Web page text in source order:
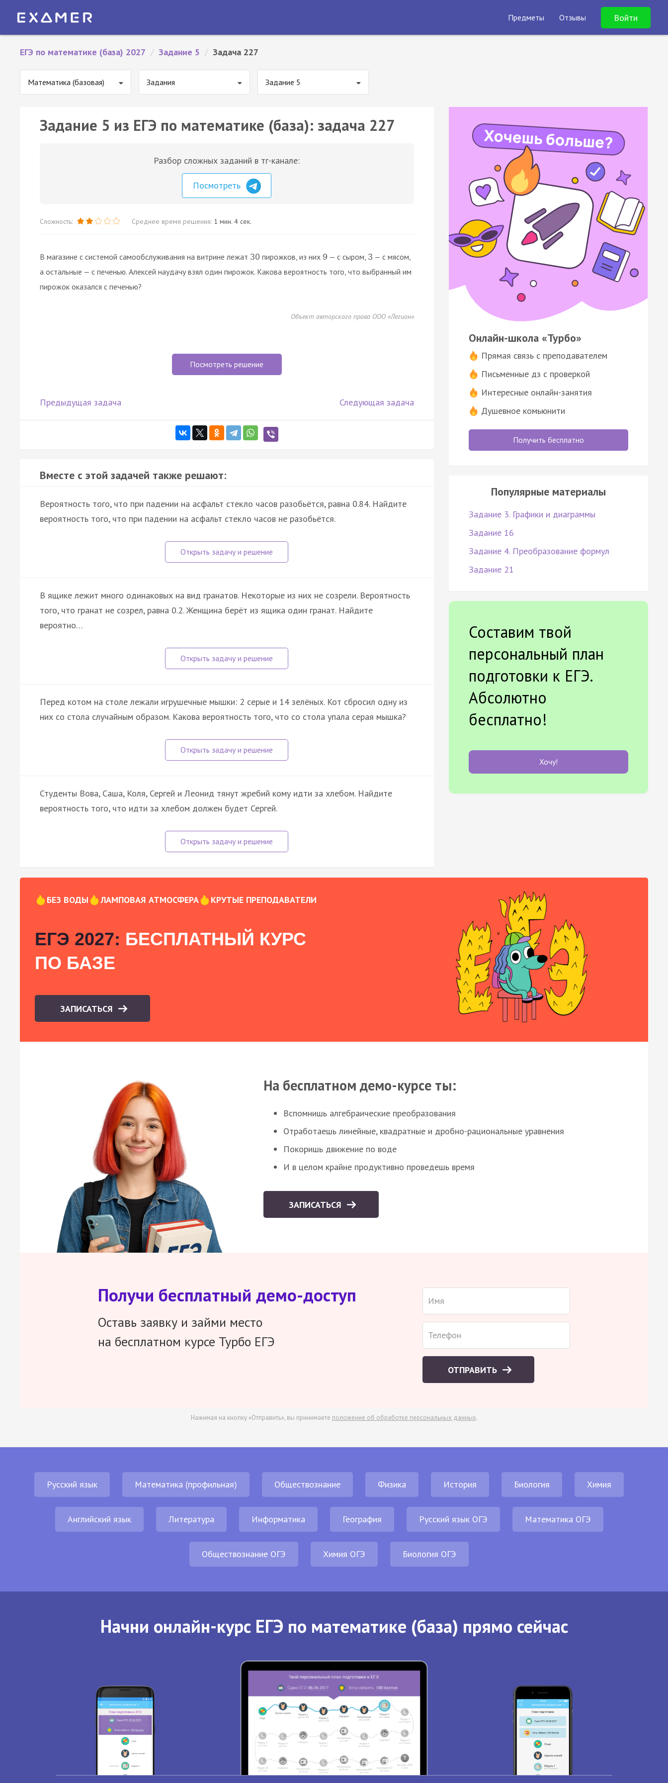
Предметы Отзывы Войти
ЕГЭ по математике (база) 2027 / Задание 5 / Задача 227
Математика (базовая) Задания Задание 5
Задание 5 из ЕГЭ по математике (база): задача 227
Разбор сложных заданий в тг-канале:
Посмотреть
Сложность: Среднее время решения: 1 мин. 4 сек.
В магазине с системой самообслуживания на витрине лежат 30 пирожков, из них 9 — с сыром, 3 — с мясом,
а остальные — с печенью. Алексей наудачу взял один пирожок. Какова вероятность того, что выбранный им
пирожок оказался с печенью?
Объект авторского права ООО «Легион»
Посмотреть решение
Предыдущая задача Следующая задача
Вместе с этой задачей также решают:
Вероятность того, что при падении на асфальт стекло часов разобьётся, равна 0.84. Найдите
вероятность того, что при падении на асфальт стекло часов не разобьётся.
В ящике лежит много одинаковых на вид гранатов. Некоторые из них не созрели. Вероятность
того, что гранат не созрел, равна 0.2. Женщина берёт из ящика один гранат. Найдите
вероятно…
Перед котом на столе лежали игрушечные мышки: 2 серые и 14 зелёных. Кот сбросил одну из
них со стола случайным образом. Какова вероятность того, что со стола упала серая мышка?
Студенты Вова, Саша, Коля, Сергей и Леонид тянут жребий кому идти за хлебом. Найдите
вероятность того, что идти за хлебом должен будет Сергей.
Онлайн-школа «Турбо»
Прямая связь с преподавателем
Письменные дз с проверкой
Интересные онлайн-занятия
Душевное комьюнити
Получить бесплатно
Популярные материалы
Задание 3. Графики и диаграммы
Задание 16
Задание 4. Преобразование формул
Задание 21
Составим твой
персональный план
подготовки к ЕГЭ.
Абсолютно
бесплатно!
Хочу!
БЕЗ ВОДЫ ЛАМПОВАЯ АТМОСФЕРА КРУТЫЕ ПРЕПОДАВАТЕЛИ
ЕГЭ 2027: БЕСПЛАТНЫЙ КУРС
ПО БАЗЕ
ЗАПИСАТЬСЯ
На бесплатном демо-курсе ты:
Вспомнишь алгебраические преобразования
Отработаешь линейные, квадратные и дробно-рациональные уравнения
Покоришь движение по воде
И в целом крайне продуктивно проведешь время
ЗАПИСАТЬСЯ
Получи бесплатный демо-доступ
Оставь заявку и займи место
на бесплатном курсе Турбо ЕГЭ
ОТПРАВИТЬ
Нажимая на кнопку «Отправить», вы принимаете положение об обработке персональных данных.
Русский язык Математика (профильная) Обществознание Физика История Биология Химия
Английский язык Литература Информатика География Русский язык ОГЭ Математика ОГЭ
Обществознание ОГЭ Химия ОГЭ Биология ОГЭ
Начни онлайн-курс ЕГЭ по математике (база) прямо сейчас